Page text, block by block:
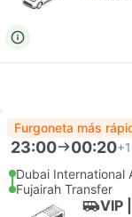
Furgoneta más
23:00 00:20+1
Dubai International
Fujairah Transfer
VIP